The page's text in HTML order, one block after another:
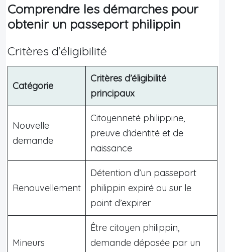
Comprendre les démarches pour
obtenir un passeport philippin
Critères d’éligibilité
Catégorie
Critères d’éligibilité
principaux
Nouvelle
demande
Citoyenneté philippine,
preuve d’identité et de
naissance
Renouvellement
Détention d’un passeport
philippin expiré ou sur le
point d’expirer
Mineurs
Être citoyen philippin,
demande déposée par un